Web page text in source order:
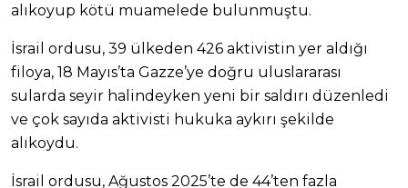
alıkoyup kötü muamelede bulunmuştu.
İsrail ordusu, 39 ülkeden 426 aktivistin yer aldığı
filoya, 18 Mayıs’ta Gazze’ye doğru uluslararası
sularda seyir halindeyken yeni bir saldırı düzenledi
ve çok sayıda aktivisti hukuka aykırı şekilde
alıkoydu.
İsrail ordusu, Ağustos 2025’te de 44’ten fazla